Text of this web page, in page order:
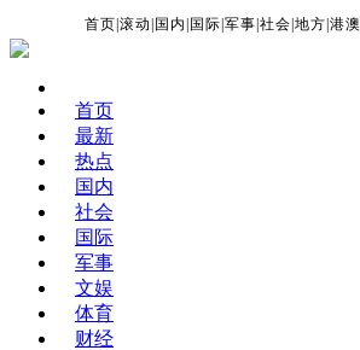
首页 |滚动 国内 国际 |军事 |社会 |地方 |港澳
首页
最新
热点
国内
社会
国际
军事
文娱
体育
财经